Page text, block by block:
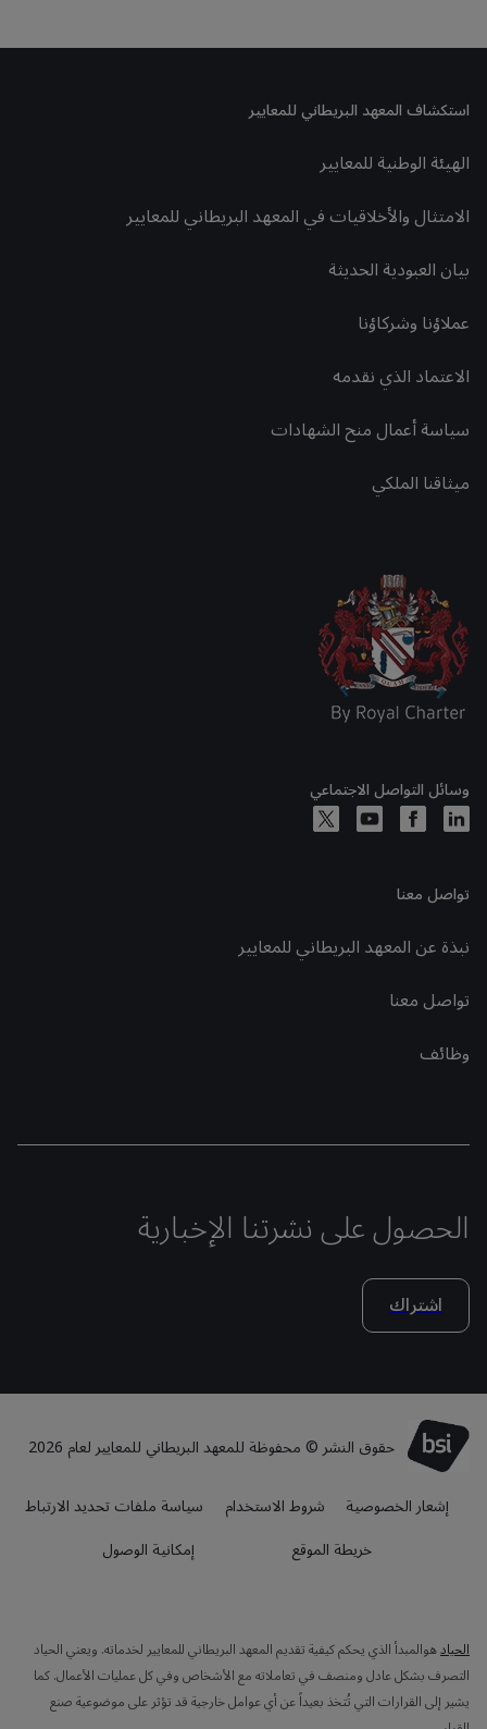
استكشاف المعهد البريطاني للمعايير
الهيئة الوطنية للمعايير
الامتثال والأخلاقيات في المعهد البريطاني للمعايير
بيان العبودية الحديثة
عملاؤنا وشركاؤنا
الاعتماد الذي نقدمه
سياسة أعمال منح الشهادات
ميثاقنا الملكي
وسائل التواصل الاجتماعي
تواصل معنا
نبذة عن المعهد البريطاني للمعايير
تواصل معنا
وظائف
الحصول على نشرتنا الإخبارية
اشتراك
حقوق النشر © محفوظة للمعهد البريطاني للمعايير لعام 2026
إشعار الخصوصية
شروط الاستخدام
سياسة ملفات تحديد الارتباط
خريطة الموقع
إمكانية الوصول
الحيادهوالمبدأ الذي يحكم كيفية تقديم المعهد البريطاني للمعايير لخدماته. ويعني الحياد
التصرف بشكل عادل ومنصف في تعاملاته مع الأشخاص وفي كل عمليات الأعمال. كما
يشير إلى القرارات التي تُتخذ بعيداً عن أي عوامل خارجية قد تؤثر على موضوعية صنع